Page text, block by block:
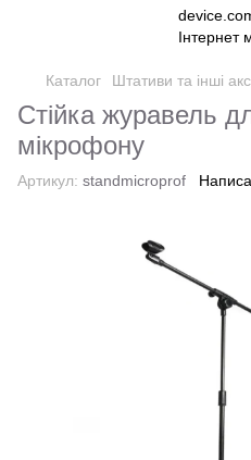
Каталог Штативи та інші
Стійка журавель
мікрофону
Артикул: standmicroprof